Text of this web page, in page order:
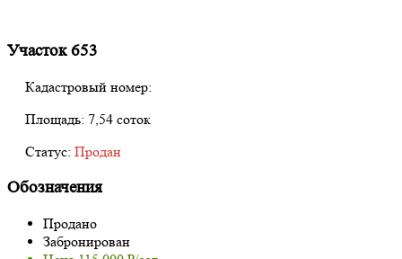
Участок 653
Кадастровый номер:
Площадь: 7,54 соток
Статус: Продан
Обозначения
Продано
Забронирован